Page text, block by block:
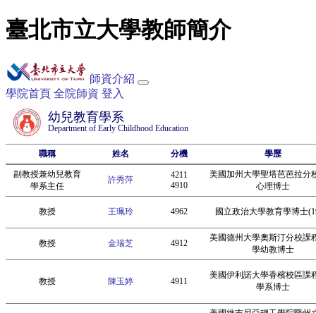
臺北市立大學教師簡介
師資介紹
學院首頁 全院師資 登入
幼兒教育學系
Department of Early Childhood Education
職稱 姓名 分機 學歷
副教授兼幼兒教育
學系主任
許秀萍
4211
4910
美國加州大學聖塔芭芭拉分
心理博士
教授 王珮玲 4962 國立政治大學教育學博士
教授 金瑞芝 4912
美國德州大學奧斯汀分校課
學幼教博士
教授 陳玉婷 4911
美國伊利諾大學香檳校區課
學系博士